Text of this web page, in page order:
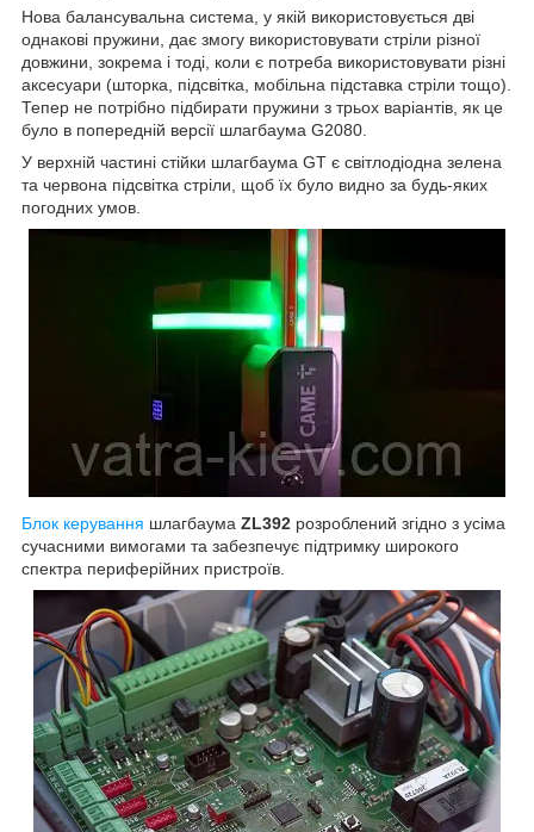
Нова балансувальна система, у якій використовується дві
однакові пружини, дає змогу використовувати стріли різної
довжини, зокрема і тоді, коли є потреба використовувати різні
аксесуари (шторка, підсвітка, мобільна підставка стріли тощо).
Тепер не потрібно підбирати пружини з трьох варіантів, як це
було в попередній версії шлагбаума G2080.
У верхній частині стійки шлагбаума GT є світлодіодна зелена
та червона підсвітка стріли, щоб їх було видно за будь-яких
погодних умов.
Блок керування шлагбаума ZL392 розроблений згідно з усіма
сучасними вимогами та забезпечує підтримку широкого
спектра периферійних пристроїв.